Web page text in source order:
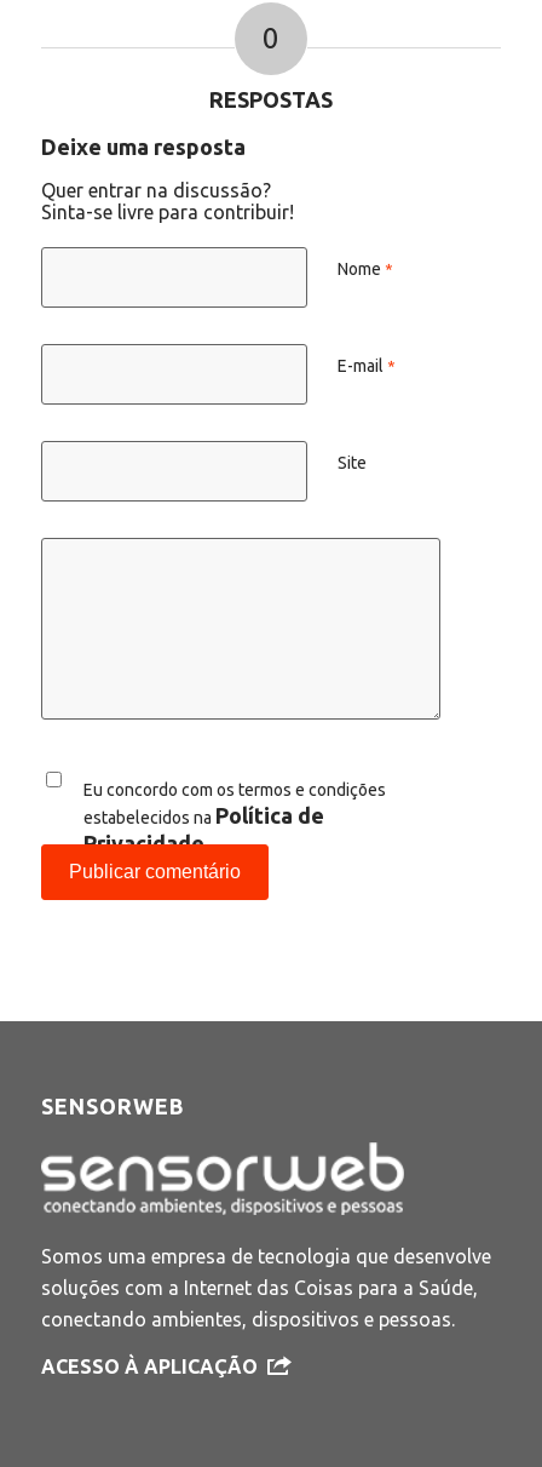
0
RESPOSTAS
Deixe uma resposta
Quer entrar na discussão?
Sinta-se livre para contribuir!
Nome *
E-mail *
Site
Eu concordo com os termos e condições
estabelecidos na Política de
Privacidade
SENSORWEB
Somos uma empresa de tecnologia que desenvolve
soluções com a Internet das Coisas para a Saúde,
conectando ambientes, dispositivos e pessoas.
ACESSO À APLICAÇÃO